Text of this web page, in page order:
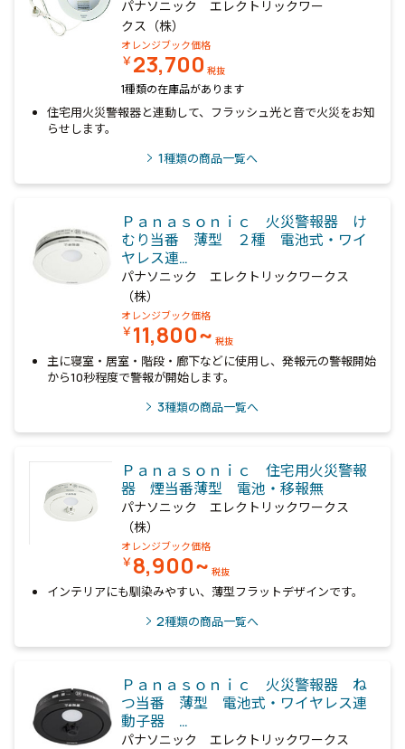
パナソニック エレクトリックワー
クス（株）
オレンジブック価格
￥23,700 税抜
1種類の在庫品があります
住宅用火災警報器と連動して、フラッシュ光と音で火災をお知
らせします。
1種類の商品一覧へ
Ｐａｎａｓｏｎｉｃ 火災警報器 け
むり当番 薄型 ２種 電池式・ワイ
ヤレス連…
パナソニック エレクトリックワークス
（株）
オレンジブック価格
￥11,800~ 税抜
主に寝室・居室・階段・廊下などに使用し、発報元の警報開始
から10秒程度で警報が開始します。
3種類の商品一覧へ
Ｐａｎａｓｏｎｉｃ 住宅用火災警報
器 煙当番薄型 電池・移報無
パナソニック エレクトリックワークス
（株）
オレンジブック価格
￥8,900~ 税抜
インテリアにも馴染みやすい、薄型フラットデザインです。
2種類の商品一覧へ
Ｐａｎａｓｏｎｉｃ 火災警報器 ね
つ当番 薄型 電池式・ワイヤレス連
動子器 …
パナソニック エレクトリックワークス